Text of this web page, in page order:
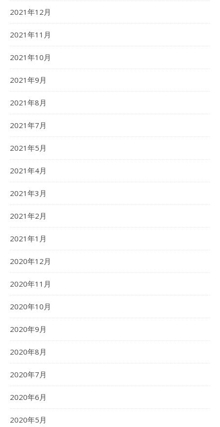
2021年12月
2021年11月
2021年10月
2021年9月
2021年8月
2021年7月
2021年5月
2021年4月
2021年3月
2021年2月
2021年1月
2020年12月
2020年11月
2020年10月
2020年9月
2020年8月
2020年7月
2020年6月
2020年5月